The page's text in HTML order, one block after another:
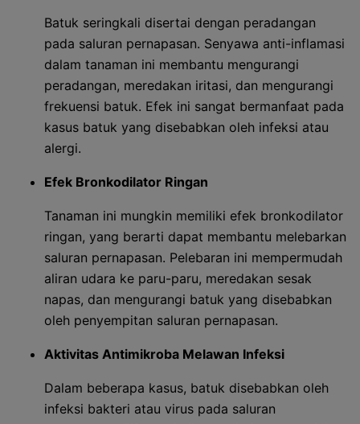
Batuk seringkali disertai dengan peradangan
pada saluran pernapasan. Senyawa anti-inflamasi
dalam tanaman ini membantu mengurangi
peradangan, meredakan iritasi, dan mengurangi
frekuensi batuk. Efek ini sangat bermanfaat pada
kasus batuk yang disebabkan oleh infeksi atau
alergi.
Efek Bronkodilator Ringan
Tanaman ini mungkin memiliki efek bronkodilator
ringan, yang berarti dapat membantu melebarkan
saluran pernapasan. Pelebaran ini mempermudah
aliran udara ke paru-paru, meredakan sesak
napas, dan mengurangi batuk yang disebabkan
oleh penyempitan saluran pernapasan.
Aktivitas Antimikroba Melawan Infeksi
Dalam beberapa kasus, batuk disebabkan oleh
infeksi bakteri atau virus pada saluran